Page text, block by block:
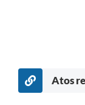
Atos